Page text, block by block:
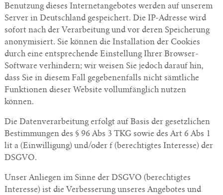
Benutzung dieses Internetangebotes werden auf unserem
Server in Deutschland gespeichert. Die IP-Adresse wird
sofort nach der Verarbeitung und vor deren Speicherung
anonymisiert. Sie können die Installation der Cookies
durch eine entsprechende Einstellung Ihrer Browser-
Software verhindern; wir weisen Sie jedoch darauf hin,
dass Sie in diesem Fall gegebenenfalls nicht sämtliche
Funktionen dieser Website vollumfänglich nutzen
können.
Die Datenverarbeitung erfolgt auf Basis der gesetzlichen
Bestimmungen des § 96 Abs 3 TKG sowie des Art 6 Abs 1
lit a (Einwilligung) und/oder f (berechtigtes Interesse) der
DSGVO.
Unser Anliegen im Sinne der DSGVO (berechtigtes
Interesse) ist die Verbesserung unseres Angebotes und